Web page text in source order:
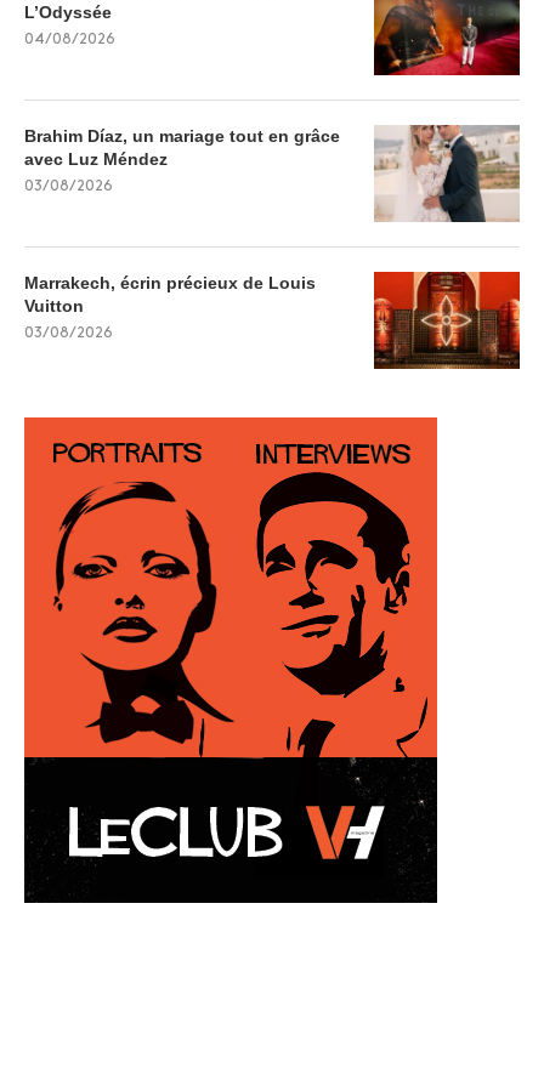
L’Odyssée
04/08/2026
Brahim Díaz, un mariage tout en grâce
avec Luz Méndez
03/08/2026
Marrakech, écrin précieux de Louis
Vuitton
03/08/2026